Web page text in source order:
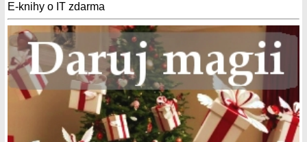
E-knihy o IT zdarma